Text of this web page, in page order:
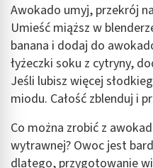
Awokado umyj, przekrój
Umieść miąższ w
banana i dodaj do
łyżeczki soku z cytryny,
Jeśli lubisz więcej
miodu. Całość zblenduj i
Co można zrobić z
wytrawnej? Owoc jest
dlatego, przygotowanie